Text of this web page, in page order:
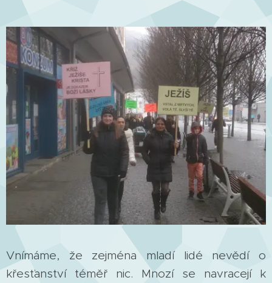
Vnímáme, že zejména mladí lidé nevědí o
křesťanství téměř nic. Mnozí se navracejí k